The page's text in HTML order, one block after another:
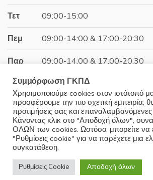
Τετ 09:00-15:00
Πεμ 09:00-14:00 & 17:00-20:30
Παρ 09:00-14:00 & 17:00-20:30
Σαβ 09:00-15:00
Κυρ Κλειστά
© 2025 Minoudis Home. All Rights
Development byWrk.gr
Συμμόρφωση ΓΚΠΔ
Χρησιμοποιούμε cookies στον ιστότοπό
προσφέρουμε την πιο σχετική εμπειρία,
προτιμήσεις σας και επαναλαμβανόμενες
Κάνοντας κλικ στο "Αποδοχή όλων",
ΟΛΩΝ των cookies. Ωστόσο, μπορείτε να
"Ρυθμίσεις cookie" για να παρέχετε μια
συγκατάθεση.
Ρυθμίσεις Cookie Αποδοχή όλων